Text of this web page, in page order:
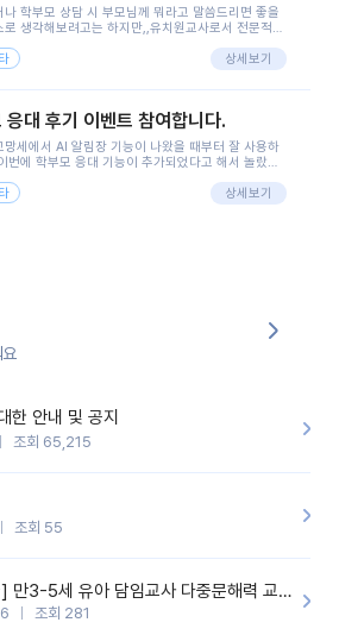
나 학부모 상담 시 부모님께 뭐라고 말씀드리면 좋을
로 생각해보려고는 하지만,,유치원교사로서 전문적인
가...^^(저만 그런거 아니죠 ㅜㅜ)꼬망봇의 장점은 지
이는 몇세이고 여자인지 남자인지 등그래도 좀 기본
면서 물어봐야할 때가 있어그때마다 정보를 입력하는
됐는데ai 학부모 응대를 써볼 수 있어서 좋았어요!앞
신입 때 이게 있었더라면 ㅜㅜㅜㅜ?응대 팁이 정말
지금은 그래도 아이들이 잘 이해 되지만초임 때는 정
상다른 선생님들께 도움을 요청했었거든요..ㅠ*일지
이 되는 거 같아요!
상세보기
대 후기 이벤트 참여합니다.
망세에서 AI 알림장 기능이 나왔을 때부터 잘 사용하
번에 학부모 응대 기능이 추가되었다고 해서 놀랐습
은 부담을 느끼고 있습니다 ㅠㅠ이번에 제가 원에서
모님께 전달드렸던 내용을 함께 보시고,저와 비슷한
,꼬망봇 덕분에 고민하는 시간을 줄이고 학부모님을
었습니다.이 부분은 꼬망봇이 추가로 알려준 응대 tip
님께 전화를 드리기 전에, 내용을 숙지하여 좀 더 전문
되어 대화를 나눌 수 있었습니다.꼬망세 AI학부모 응
주셔서 감사합니다.
상세보기
한 안내 및 공지
조회 65,215
조회 55
[설문조사/기프티콘지급] 만3-5세 유아 담임교사 다중문해력 교육 증진을 위한 설문조사
조회 281